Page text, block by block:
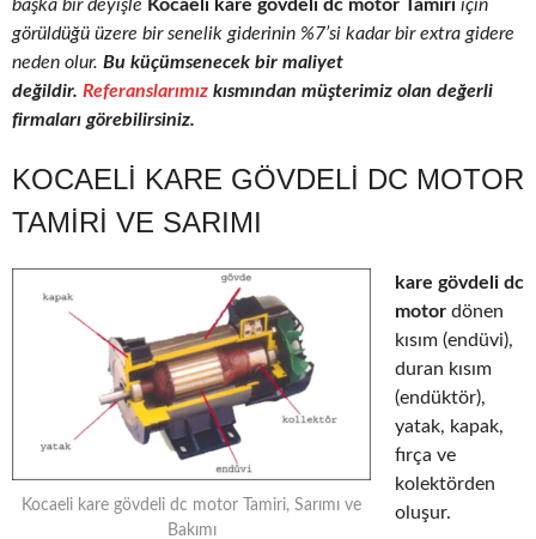
başka bir deyişle Kocaeli kare gövdeli dc motor Tamiri için
görüldüğü üzere bir senelik giderinin %7’si kadar bir extra gidere
neden olur. Bu küçümsenecek bir maliyet
değildir. Referanslarımız kısmından müşterimiz olan değerli
firmaları görebilirsiniz.
KOCAELI KARE GÖVDELI DC MOTOR
TAMIRI VE SARIMI
Kocaeli kare gövdeli dc motor Tamiri, Sarımı ve
Bakımı
kare gövdeli dc
motor dönen
kısım (endüvi),
duran kısım
(endüktör),
yatak, kapak,
fırça ve
kolektörden
oluşur.